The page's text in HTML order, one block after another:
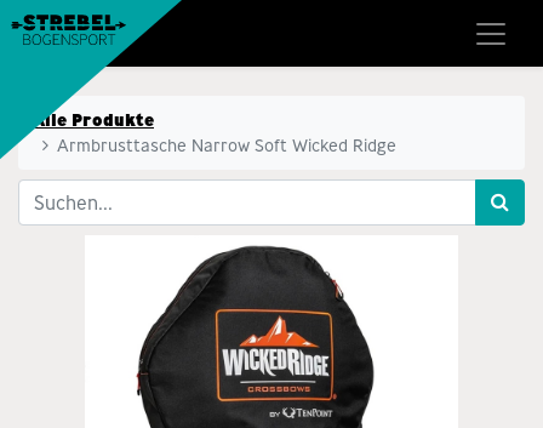
Alle Produkte
Armbrusttasche Narrow Soft Wicked Ridge